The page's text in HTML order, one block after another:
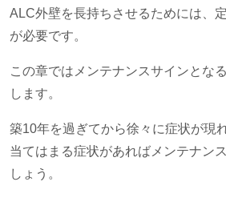
ALC外壁を長持ちさせるためには、
が必要です。
この章ではメンテナンスサインとな
します。
築10年を過ぎてから徐々に症状が現
当てはまる症状があればメンテナン
しょう。